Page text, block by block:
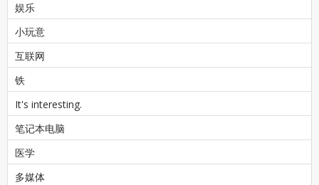
娱乐
小玩意
互联网
铁
It's interesting.
笔记本电脑
医学
多媒体